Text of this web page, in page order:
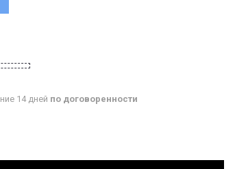
14 дней по договоренности